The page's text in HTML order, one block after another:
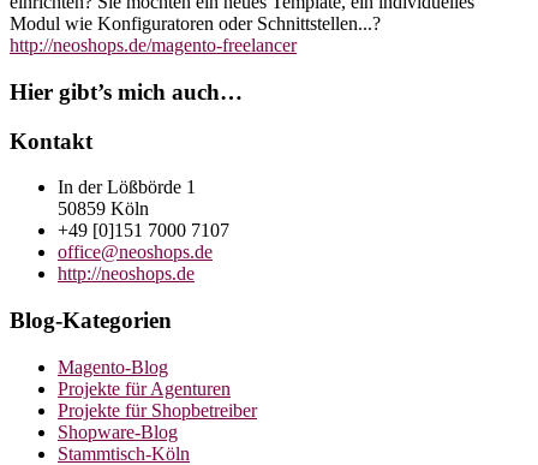
Modul wie Konfiguratoren oder Schnittstellen...?
http://neoshops.de/magento-freelancer
Hier gibt’s mich auch…
Kontakt
In der Lößbörde 1
50859 Köln
+49 [0]151 7000 7107
office@neoshops.de
http://neoshops.de
Blog-Kategorien
Magento-Blog
Projekte für Agenturen
Projekte für Shopbetreiber
Shopware-Blog
Stammtisch-Köln